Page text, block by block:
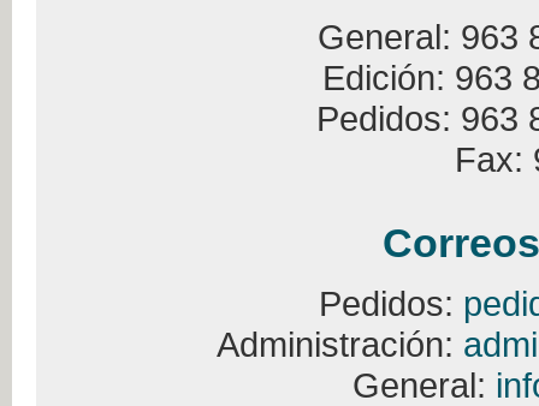
General: 963
Edición: 963
Pedidos: 963
Fax:
Pedidos:
Administración:
General: